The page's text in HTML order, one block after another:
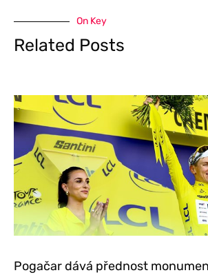
On Key
Related Posts
Pogačar dává přednost